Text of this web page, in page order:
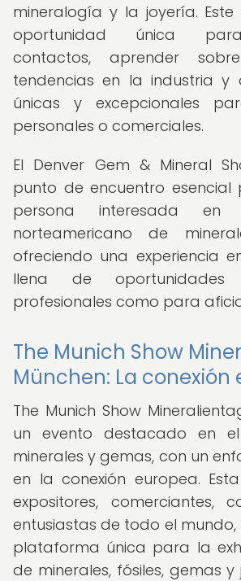
mineralogía y la joyería.
oportunidad única
contactos, aprender
tendencias en la industria y
únicas y excepcionales
personales o comerciales.
El Denver Gem & Mineral
punto de encuentro esencial
persona interesada en
norteamericano de
ofreciendo una experiencia
llena de
profesionales como para
The Munich Show
München: La conexión
The Munich Show
un evento destacado en
minerales y gemas, con un
en la conexión europea.
expositores, comerciantes,
entusiastas de todo el
plataforma única para la
de minerales, fósiles, gemas